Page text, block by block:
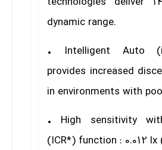
dynamic range.
• Intelligent Auto
provides increased
in environments with
• High sensitivity
(ICR*) function : 0.012 lx